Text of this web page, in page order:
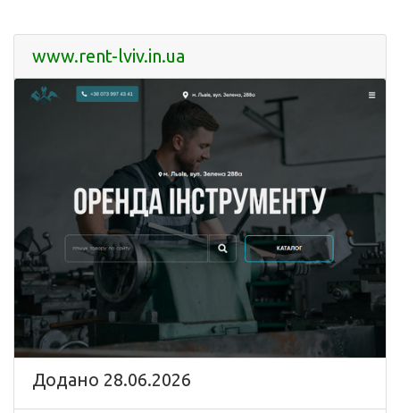
www.rent-lviv.in.ua
Додано 28.06.2026